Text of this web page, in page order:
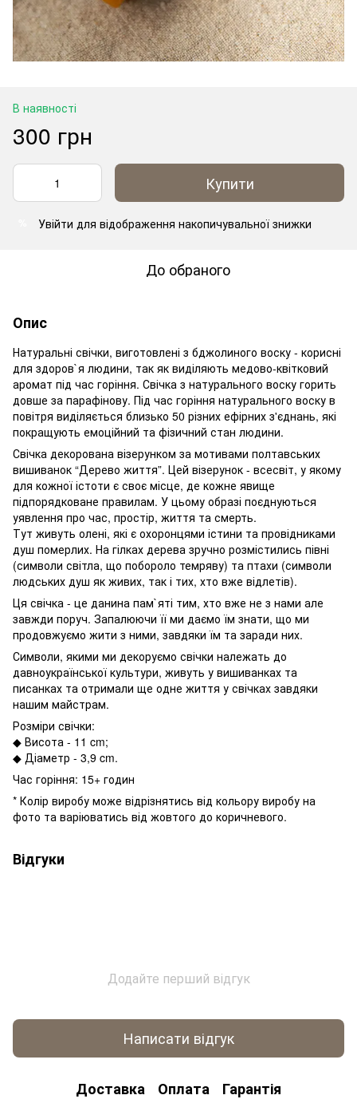
В наявності
300 грн
Купити
Увійти для відображення накопичувальної знижки
До обраного
Опис
Натуральні свічки, виготовлені з бджолиного воску - корисні
для здоров`я людини, так як виділяють медово-квітковий
аромат під час горіння. Свічка з натурального воску горить
довше за парафінову. Під час горіння натурального воску в
повітря виділяється близько 50 різних ефірних з'єднань, які
покращують емоційний та фізичний стан людини.
Свічка декорована візерунком за мотивами полтавських
вишиванок “Дерево життя”. Цей візерунок - всесвіт, у якому
для кожної істоти є своє місце, де кожне явище
підпорядковане правилам. У цьому образі поєднуються
уявлення про час, простір, життя та смерть.
Тут живуть олені, які є охоронцями істини та провідниками
душ померлих. На гілках дерева зручно розмістились півні
(символи світла, що побороло темряву) та птахи (символи
людських душ як живих, так і тих, хто вже відлетів).
Ця свічка - це данина пам`яті тим, хто вже не з нами але
завжди поруч. Запалюючи її ми даємо їм знати, що ми
продовжуємо жити з ними, завдяки їм та заради них.
Символи, якими ми декоруємо свічки належать до
давноукраїнської культури, живуть у вишиванках та
писанках та отримали ще одне життя у свічках завдяки
нашим майстрам.
Розміри свічки:
◆ Висота - 11 cm;
◆ Діаметр - 3,9 cm.
Час горіння: 15+ годин
* Колір виробу може відрізнятись від кольору виробу на
фото та варіюватись від жовтого до коричневого.
Відгуки
Додайте перший відгук
Написати відгук
Доставка Оплата Гарантія